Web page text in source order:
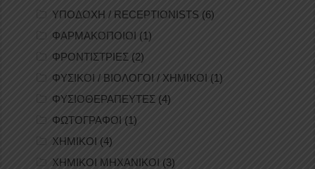
ΥΠΟΔΟΧΗ / RECEPTIONISTS (6)
ΦΑΡΜΑΚΟΠΟΙΟΙ (1)
ΦΡΟΝΤΙΣΤΡΙΕΣ (2)
ΦΥΣΙΚΟΙ / ΒΙΟΛΟΓΟΙ / ΧΗΜΙΚΟΙ (1)
ΦΥΣΙΟΘΕΡΑΠΕΥΤΕΣ (4)
ΦΩΤΟΓΡΑΦΟΙ (1)
ΧΗΜΙΚΟΙ (4)
ΧΗΜΙΚΟΙ ΜΗΧΑΝΙΚΟΙ (3)